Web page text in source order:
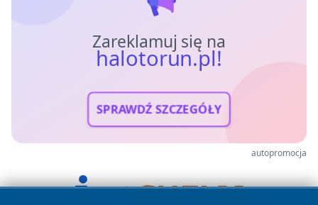
Zareklamuj się na
halotorun.pl!
SPRAWDŹ SZCZEGÓŁY
autopromocja